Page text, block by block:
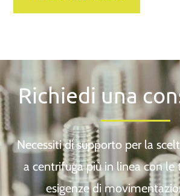
Richiedi una
Necessiti di supporto per la
a centrifuga più in linea con le
esigenze di